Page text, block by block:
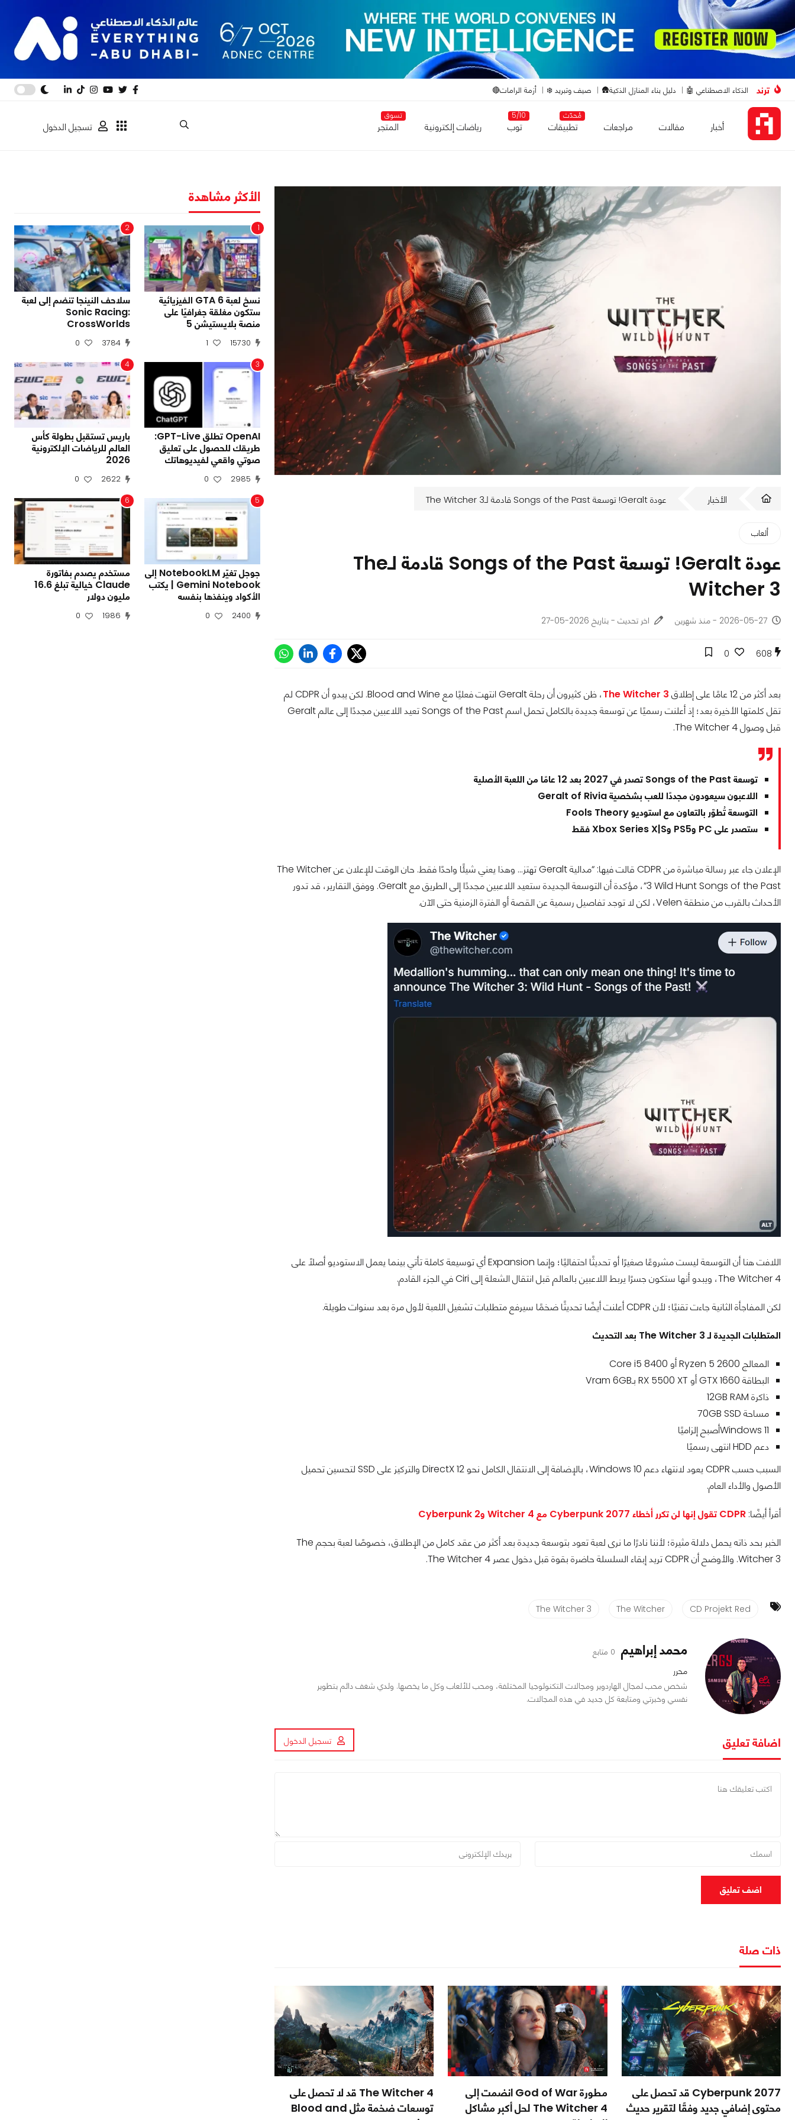
ترند الذكاء الاصطناعي 🤖 دليل بناء المنازل الذكية🛖 صيف وتبريد ❄️ أزمة الرامات🔴
أخبار مقالات مراجعات
مُحدّث
تطبيقات
5/10
توب رياضات إلكترونية
تسوق
المتجر تسجيل الدخول
الأخبار عودة Geralt! توسعة Songs of the Past قادمة لـThe Witcher 3
ألعاب
عودة Geralt! توسعة Songs of the Past قادمة لـThe
Witcher 3
2026-05-27 - منذ شهرين اخر تحديث - بتاريخ 2026-05-27
608
0
بعد أكثر من 12 عامًا على إطلاق The Witcher 3
، ظن كثيرون أن رحلة Geralt انتهت فعليًا مع Blood and Wine. لكن يبدو أن CDPR لم
تقل كلمتها الأخيرة بعد؛ إذ أعلنت رسميًا عن توسعة جديدة بالكامل تحمل اسم Songs of the Past تعيد اللاعبين مجددًا إلى عالم Geralt
قبل وصول The Witcher 4.
توسعة Songs of the Past تصدر في 2027 بعد 12 عامًا من اللعبة الأصلية
اللاعبون سيعودون مجددًا للعب بشخصية Geralt of Rivia
التوسعة تُطوّر بالتعاون مع استوديو Fools Theory
ستصدر على PC وPS5 وXbox Series X|S فقط
الإعلان جاء عبر رسالة مباشرة من CDPR قالت فيها: “مدالية Geralt تهتز... وهذا يعني شيئًا واحدًا فقط. حان الوقت للإعلان عن The Witcher
3 Wild Hunt Songs of the Past”، مؤكدة أن التوسعة الجديدة ستعيد اللاعبين مجددًا إلى الطريق مع Geralt. ووفق التقارير، قد تدور
الأحداث بالقرب من منطقة Velen، لكن لا توجد تفاصيل رسمية عن القصة أو الفترة الزمنية حتى الآن.
اللافت هنا أن التوسعة ليست مشروعًا صغيرًا أو تحديثًا احتفاليًا؛ وإنما Expansion أي توسيعة كاملة تأتي بينما يعمل الاستوديو أصلًا على
The Witcher 4، ويبدو أنها ستكون جسرًا يربط اللاعبين بالعالم قبل انتقال الشعلة إلى Ciri في الجزء القادم.
لكن المفاجأة الثانية جاءت تقنيًا؛ لأن CDPR أعلنت أيضًا تحديثًا ضخمًا سيرفع متطلبات تشغيل اللعبة لأول مرة بعد سنوات طويلة.
المتطلبات الجديدة لـ The Witcher 3 بعد التحديث
المعالج Ryzen 5 2600 أو Core i5 8400
البطاقة GTX 1660 أو RX 5500 XT بـVram 6GB
ذاكرة 12GB RAM
مساحة 70GB SSD
Windows 11أصبح إلزاميًا
دعم HDD انتهى رسميًا
السبب حسب CDPR يعود لانتهاء دعم Windows 10، بالإضافة إلى الانتقال الكامل نحو DirectX 12 والتركيز على SSD لتحسين تحميل
الأصول والأداء العام.
أقرأ أيضًا: CDPR تقول إنها لن تكرر أخطاء Cyberpunk 2077 مع Witcher 4 وCyberpunk 2
الخبر بحد ذاته يحمل دلالة مثيرة؛ لأننا نادرًا ما نرى لعبة تعود بتوسعة جديدة بعد أكثر من عقد كامل من الإطلاق، خصوصًا لعبة بحجم The
Witcher 3. والأوضح أن CDPR تريد إبقاء السلسلة حاضرة بقوة قبل دخول عصر The Witcher 4.
CD Projekt Red
The Witcher
The Witcher 3
محمد إبراهيم 0 متابع
محرر
شخص محب لمجال الهاردوير ومجالات التكنولوجيا المختلفة، ومحب للألعاب وكل ما يخصها. ولدي شغف دائم بتطوير
نفسي وخبرتي ومتابعة كل جديد في هذه المجالات.
اضافة تعليق تسجيل الدخول
اضف تعليق
ذات صلة
Cyberpunk 2077 قد تحصل على
محتوى إضافي جديد وفقًا لتقرير حديث
مطورة God of War انضمت إلى
The Witcher 4 لحل أكبر مشاكل
The Witcher 4 قد لا تحصل على
توسعات ضخمة مثل Blood and
الأكثر مشاهدة
1
نسخ لعبة GTA 6 الفيزيائية
ستكون مغلقة جغرافيًا على
منصة بلايستيشن 5
15730
1
2
سلاحف النينجا تنضم إلى لعبة
Sonic Racing:
CrossWorlds
3784
0
3
OpenAI تطلق GPT-Live:
طريقك للحصول على تعليق
صوتي واقعي لفيديوهاتك
2985
0
4
باريس تستقبل بطولة كأس
العالم للرياضات الإلكترونية
2026
2622
0
5
جوجل تغيّر NotebookLM إلى
Gemini Notebook | يكتب
الأكواد وينفذها بنفسه
2400
0
6
مستخدم يصدم بفاتورة
Claude خيالية تبلغ 16.6
مليون دولار
1986
0